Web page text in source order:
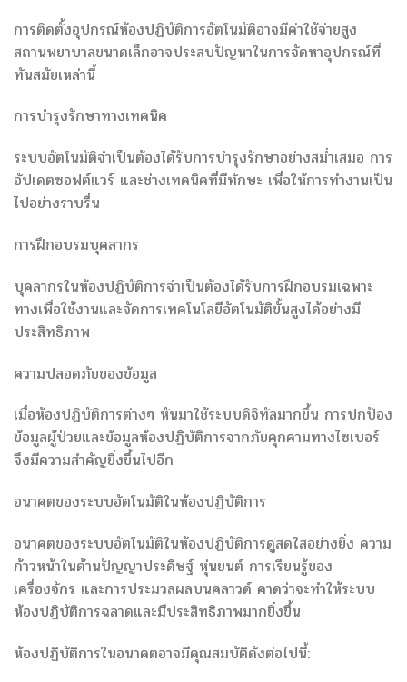
การติดตั้งอุปกรณ์ห้องปฏิบัติการอัตโนมัติอาจมีค่าใช้จ่ายสูง
สถานพยาบาลขนาดเล็กอาจประสบปัญหาในการจัดหาอุปกรณ์ที่
ทันสมัยเหล่านี้
การบำรุงรักษาทางเทคนิค
ระบบอัตโนมัติจำเป็นต้องได้รับการบำรุงรักษาอย่างสม่ำเสมอ การ
อัปเดตซอฟต์แวร์ และช่างเทคนิคที่มีทักษะ เพื่อให้การทำงานเป็น
ไปอย่างราบรื่น
การฝึกอบรมบุคลากร
บุคลากรในห้องปฏิบัติการจำเป็นต้องได้รับการฝึกอบรมเฉพาะ
ทางเพื่อใช้งานและจัดการเทคโนโลยีอัตโนมัติขั้นสูงได้อย่างมี
ประสิทธิภาพ
ความปลอดภัยของข้อมูล
เมื่อห้องปฏิบัติการต่างๆ หันมาใช้ระบบดิจิทัลมากขึ้น การปกป้อง
ข้อมูลผู้ป่วยและข้อมูลห้องปฏิบัติการจากภัยคุกคามทางไซเบอร์
จึงมีความสำคัญยิ่งขึ้นไปอีก
อนาคตของระบบอัตโนมัติในห้องปฏิบัติการ
อนาคตของระบบอัตโนมัติในห้องปฏิบัติการดูสดใสอย่างยิ่ง ความ
ก้าวหน้าในด้านปัญญาประดิษฐ์ หุ่นยนต์ การเรียนรู้ของ
เครื่องจักร และการประมวลผลบนคลาวด์ คาดว่าจะทำให้ระบบ
ห้องปฏิบัติการฉลาดและมีประสิทธิภาพมากยิ่งขึ้น
ห้องปฏิบัติการในอนาคตอาจมีคุณสมบัติดังต่อไปนี้: